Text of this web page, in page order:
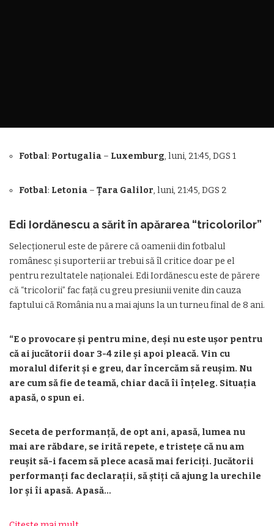
Fotbal: Portugalia – Luxemburg, luni, 21:45, DGS 1
Fotbal: Letonia – Țara Galilor, luni, 21:45, DGS 2
Edi Iordănescu a sărit în apărarea “tricolorilor”
Selecționerul este de părere că oamenii din fotbalul
românesc și suporterii ar trebui să îl critice doar pe el
pentru rezultatele naționalei. Edi Iordănescu este de părere
că “tricolorii” fac față cu greu presiunii venite din cauza
faptului că România nu a mai ajuns la un turneu final de 8 ani.
“E o provocare și pentru mine, deși nu este ușor pentru
că ai jucătorii doar 3-4 zile și apoi pleacă. Vin cu
moralul diferit și e greu, dar încercăm să reușim. Nu
are cum să fie de teamă, chiar dacă îi înțeleg. Situația
apasă, o spun ei.
Seceta de performanță, de opt ani, apasă, lumea nu
mai are răbdare, se irită repete, e tristețe că nu am
reușit să-i facem să plece acasă mai fericiți. Jucătorii
performanți fac declarații, să știți că ajung la urechile
lor și îi apasă. Apasă…